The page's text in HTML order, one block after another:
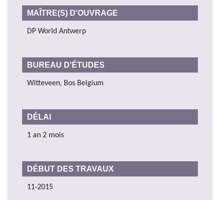
MAÎTRE(S) D'OUVRAGE
DP World Antwerp
BUREAU D'ÉTUDES
Witteveen, Bos Belgium
DÉLAI
1 an 2 mois
DÉBUT DES TRAVAUX
11-2015